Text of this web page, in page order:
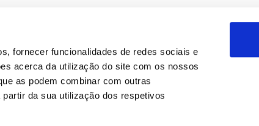
fornecer funcionalidades de redes sociais e
acerca da utilização do site com os nossos
as podem combinar com outras
da sua utilização dos respetivos
Política de Privacidade
Política de Cookies